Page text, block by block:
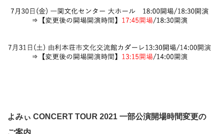
よみぃ CONCERT TOUR 2021 一部公演開場時間変更の